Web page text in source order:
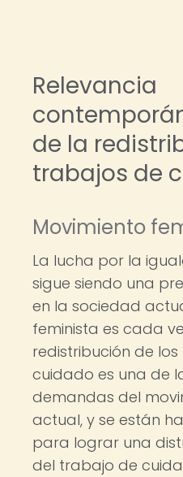
Relevancia
de la
trabajos de
Movimiento
La lucha por la
sigue siendo una
en la sociedad
feminista es cada
redistribución de
cuidado es una de
demandas del
actual, y se están
para lograr una
del trabajo de